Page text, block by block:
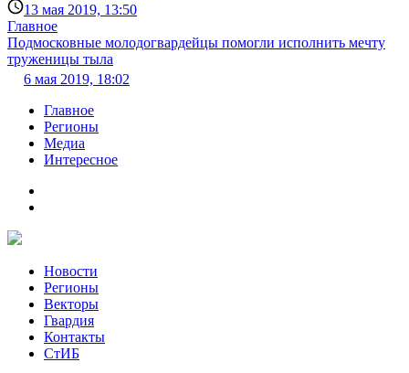
13 мая 2019, 13:50
Главное
Подмосковные молодогвардейцы помогли исполнить мечту
труженицы тыла
6 мая 2019, 18:02
Главное
Регионы
Медиа
Интересное
Новости
Регионы
Векторы
Гвардия
Контакты
СтИБ